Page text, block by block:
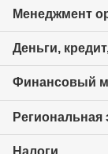
Менеджмент
Деньги,
Финансовый